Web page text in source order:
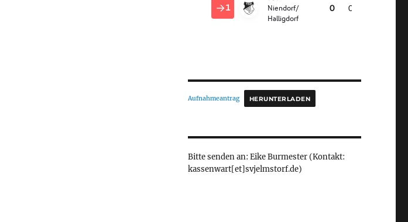
Aufnahmeantrag HERUNTERLADEN
Bitte senden an: Eike Burmester (Kontakt:
kassenwart[et]svjelmstorf.de)